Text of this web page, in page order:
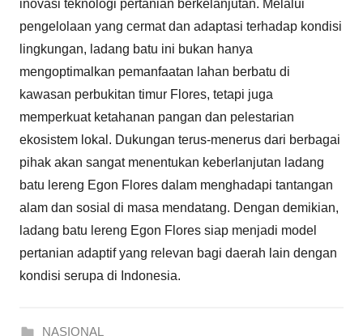
inovasi teknologi pertanian berkelanjutan. Melalui
pengelolaan yang cermat dan adaptasi terhadap kondisi
lingkungan, ladang batu ini bukan hanya
mengoptimalkan pemanfaatan lahan berbatu di
kawasan perbukitan timur Flores, tetapi juga
memperkuat ketahanan pangan dan pelestarian
ekosistem lokal. Dukungan terus-menerus dari berbagai
pihak akan sangat menentukan keberlanjutan ladang
batu lereng Egon Flores dalam menghadapi tantangan
alam dan sosial di masa mendatang. Dengan demikian,
ladang batu lereng Egon Flores siap menjadi model
pertanian adaptif yang relevan bagi daerah lain dengan
kondisi serupa di Indonesia.
NASIONAL